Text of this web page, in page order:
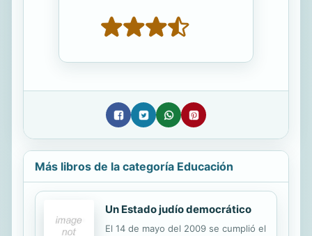
Más libros de la categoría Educación
Un Estado judío democrático
El 14 de mayo del 2009 se cumplió el